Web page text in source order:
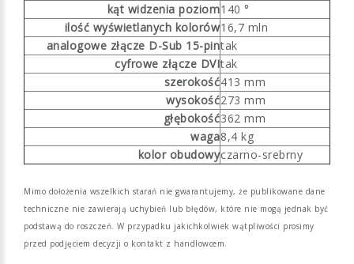
kąt widzenia poziom140 °
ilość wyświetlanych kolorów16,7 mln
analogowe złącze D-Sub 15-pintak
cyfrowe złącze DVItak
szerokość413 mm
wysokość273 mm
głębokość362 mm
waga8,4 kg
kolor obudowyczarno-srebrny
Mimo dołożenia wszelkich starań nie gwarantujemy, że publikowane dane
techniczne nie zawierają uchybień lub błędów, które nie mogą jednak być
podstawą do roszczeń. W przypadku jakichkolwiek wątpliwości prosimy
przed podjęciem decyzji o kontakt z handlowcem.